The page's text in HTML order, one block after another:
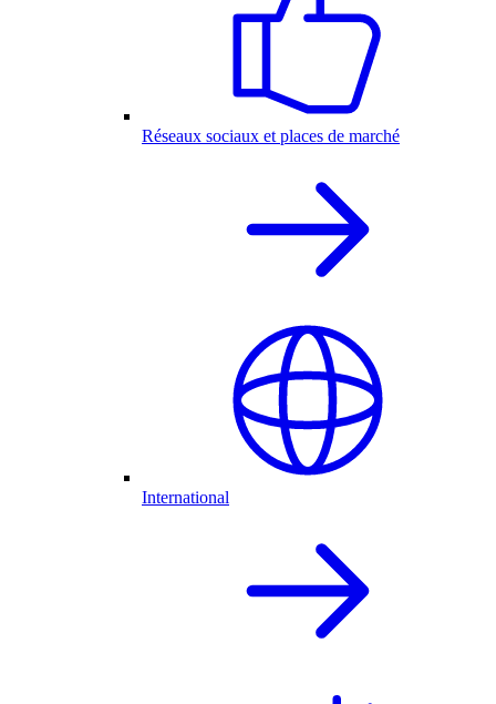
Réseaux sociaux et places de marché
International